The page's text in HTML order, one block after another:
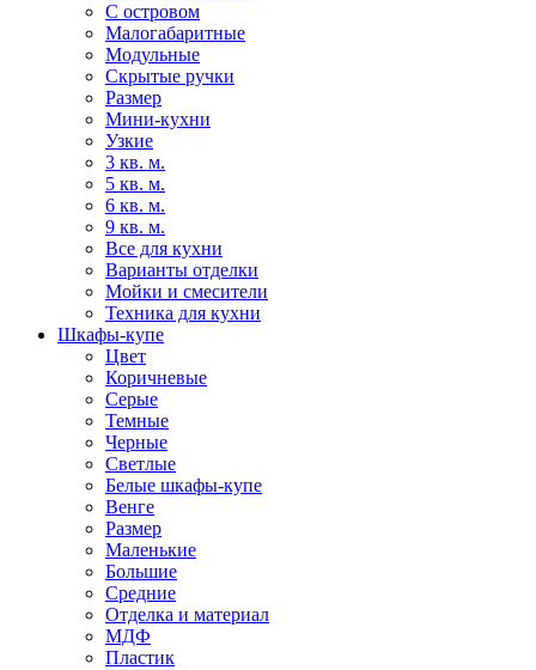
С островом
Малогабаритные
Модульные
Скрытые ручки
Размер
Мини-кухни
Узкие
3 кв. м.
5 кв. м.
6 кв. м.
9 кв. м.
Все для кухни
Варианты отделки
Мойки и смесители
Техника для кухни
Шкафы-купе
Цвет
Коричневые
Серые
Темные
Черные
Светлые
Белые шкафы-купе
Венге
Размер
Маленькие
Большие
Средние
Отделка и материал
МДФ
Пластик